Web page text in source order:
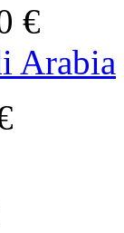
€
Arabia